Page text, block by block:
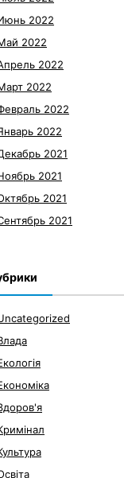
2022
2022
2022
2022
2022
2022
2021
2021
2021
2021